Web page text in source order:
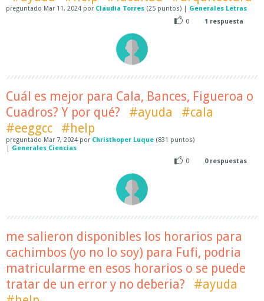
preguntado Mar 11, 2024 por Claudia Torres (25 puntos) | Generales Letras
0
1 respuesta
Cuál es mejor para Cala, Bances, Figueroa o
Cuadros? Y por qué?
#ayuda
#cala
#eeggcc
#help
preguntado Mar 7, 2024 por Christhoper Luque (831 puntos)
| Generales Ciencias
0
0respuestas
me salieron disponibles los horarios para
cachimbos (yo no lo soy) para Fufi, podria
matricularme en esos horarios o se puede
tratar de un error y no deberia?
#ayuda